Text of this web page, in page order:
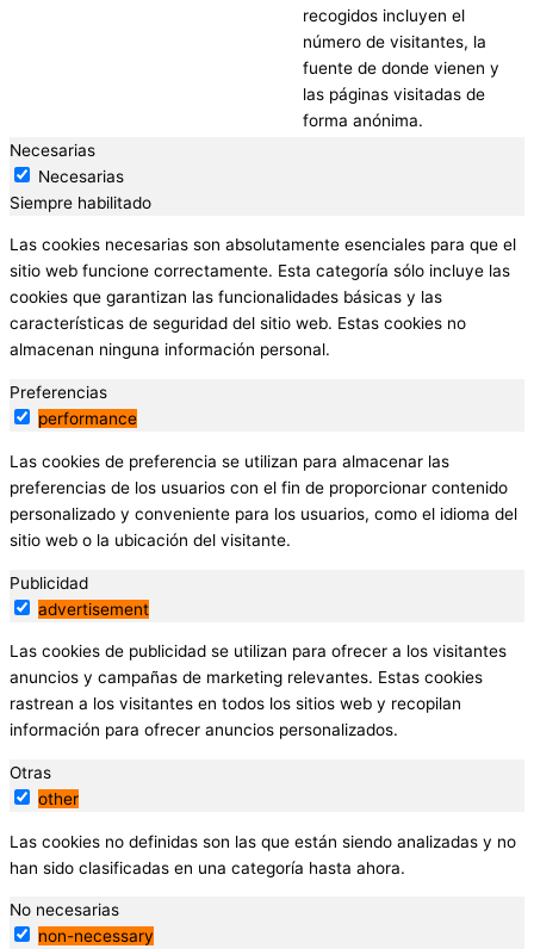
recogidos incluyen el
número de visitantes, la
fuente de donde vienen y
las páginas visitadas de
forma anónima.
Necesarias
Necesarias
Siempre habilitado
Las cookies necesarias son absolutamente esenciales para que el
sitio web funcione correctamente. Esta categoría sólo incluye las
cookies que garantizan las funcionalidades básicas y las
características de seguridad del sitio web. Estas cookies no
almacenan ninguna información personal.
Preferencias
performance
Las cookies de preferencia se utilizan para almacenar las
preferencias de los usuarios con el fin de proporcionar contenido
personalizado y conveniente para los usuarios, como el idioma del
sitio web o la ubicación del visitante.
Publicidad
advertisement
Las cookies de publicidad se utilizan para ofrecer a los visitantes
anuncios y campañas de marketing relevantes. Estas cookies
rastrean a los visitantes en todos los sitios web y recopilan
información para ofrecer anuncios personalizados.
Otras
other
Las cookies no definidas son las que están siendo analizadas y no
han sido clasificadas en una categoría hasta ahora.
No necesarias
non-necessary